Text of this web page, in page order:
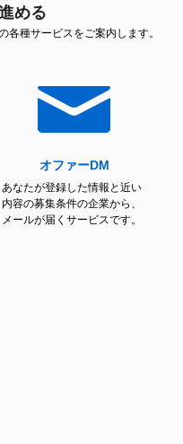
める
種サービスをご案内します。
オファーDM
あなたが登録した情報と近い
内容の募集条件の企業から、
メールが届くサービスです。